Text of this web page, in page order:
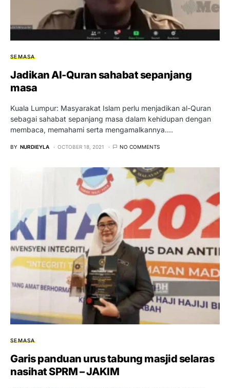
SEMASA
Jadikan Al-Quran sahabat sepanjang
masa
Kuala Lumpur: Masyarakat Islam perlu menjadikan al-Quran
sebagai sahabat sepanjang masa dalam kehidupan dengan
membaca, memahami serta mengamalkannya.…
BY NURDIEYLA OCTOBER 18, 2021 NO COMMENTS
SEMASA
Garis panduan urus tabung masjid selaras
nasihat SPRM – JAKIM